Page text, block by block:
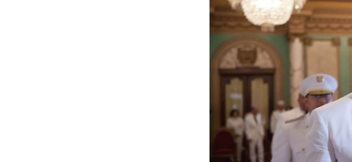
JAPY VERDEI MISS MICHELL
JAPY VERDEI MR. EDDY OLIVO
Playas públicas y hoteles:
Dólar bajó 9 cts. y era vendido a
EDENORTE impulsa el